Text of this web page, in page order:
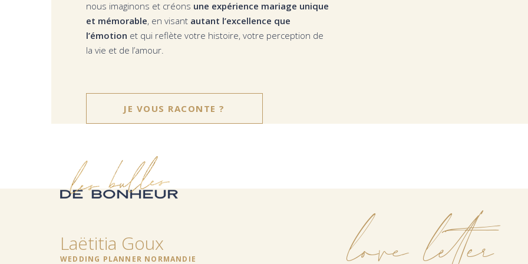
nous imaginons et créons une expérience mariage unique
et mémorable, en visant autant l’excellence que
l’émotion et qui reflète votre histoire, votre perception de
la vie et de l’amour.
JE VOUS RACONTE ?
Laëtitia Goux
WEDDING PLANNER NORMANDIE